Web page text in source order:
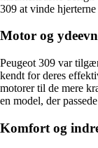
309 at vinde
Motor og
Peugeot 309 var
kendt for deres
motorer til de mere
en model, der
Komfort og